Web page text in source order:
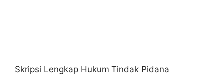
Skripsi Lengkap Hukum Tindak Pidana